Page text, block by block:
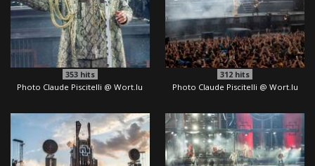
353hits
Photo Claude Piscitelli @ Wort.lu
312 hits
Photo Claude Piscitelli @ Wort.lu